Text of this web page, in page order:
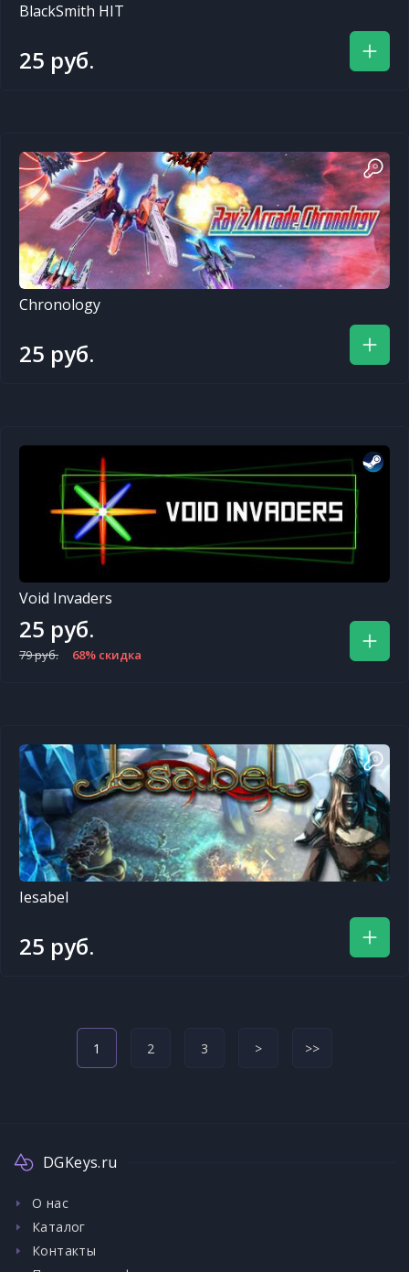
BlackSmith HIT
25 руб.
Chronology
25 руб.
Void Invaders
25 руб.
79 руб. 68% скидка
Iesabel
25 руб.
1 2 3 > >>
DGKeys.ru
О нас
Каталог
Контакты